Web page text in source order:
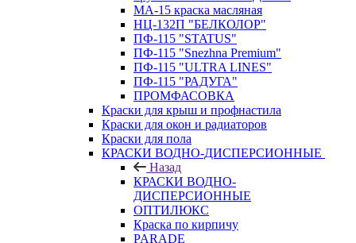
МА-15 краска масляная
НЦ-132П "БЕЛКОЛОР"
ПФ-115 "STATUS"
ПФ-115 "Snezhna Premium"
ПФ-115 "ULTRA LINES"
ПФ-115 "РАДУГА"
ПРОМФАСОВКА
Краски для крыш и профнастила
Краски для окон и радиаторов
Краски для пола
КРАСКИ ВОДНО-ДИСПЕРСИОННЫЕ
Назад
КРАСКИ ВОДНО-
ДИСПЕРСИОННЫЕ
ОПТИЛЮКС
Краска по кирпичу
PARADE